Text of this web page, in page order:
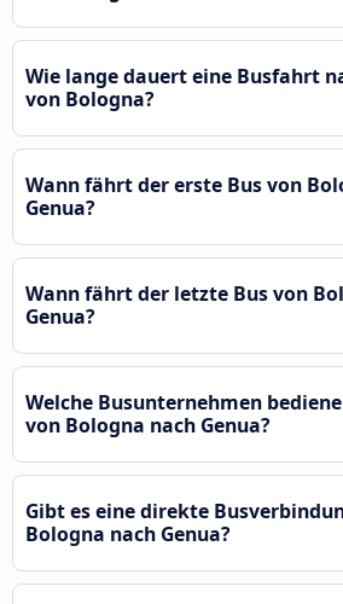
Wie lange dauert eine Busfahrt
von Bologna?
Wann fährt der erste Bus von
Genua?
Wann fährt der letzte Bus von
Genua?
Welche Busunternehmen
von Bologna nach Genua?
Gibt es eine direkte
Bologna nach Genua?